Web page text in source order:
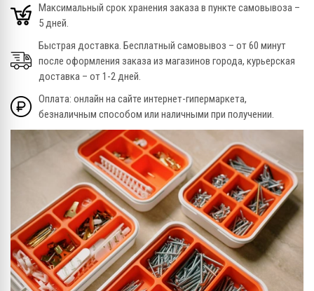
Максимальный срок хранения заказа в пункте самовывоза –
5 дней.
Быстрая доставка. Бесплатный самовывоз – от 60 минут
после оформления заказа из магазинов города, курьерская
доставка – от 1-2 дней.
Оплата: онлайн на сайте интернет-гипермаркета,
безналичным способом или наличными при получении.